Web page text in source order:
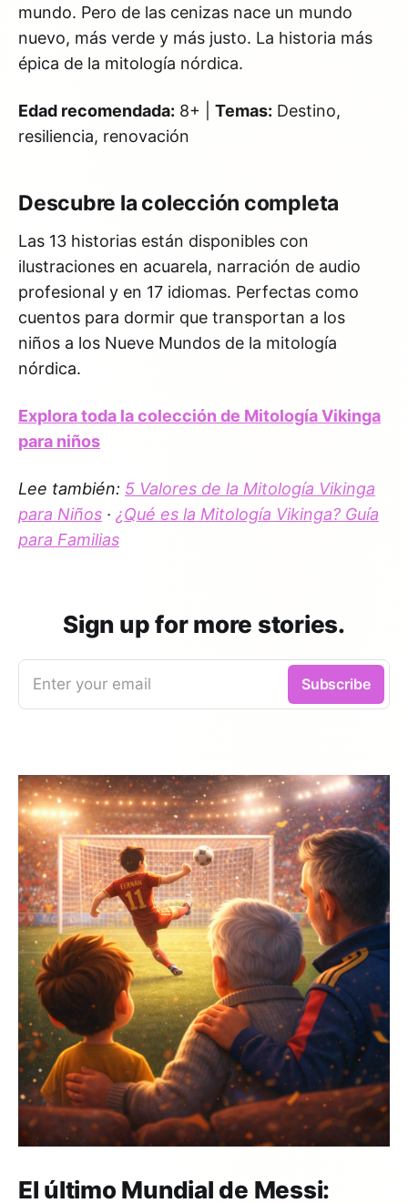
mundo. Pero de las cenizas nace un mundo
nuevo, más verde y más justo. La historia más
épica de la mitología nórdica.
Edad recomendada: 8+ | Temas: Destino,
resiliencia, renovación
Descubre la colección completa
Las 13 historias están disponibles con
ilustraciones en acuarela, narración de audio
profesional y en 17 idiomas. Perfectas como
cuentos para dormir que transportan a los
niños a los Nueve Mundos de la mitología
nórdica.
Explora toda la colección de Mitología Vikinga
para niños
Lee también: 5 Valores de la Mitología Vikinga
para Niños · ¿Qué es la Mitología Vikinga? Guía
para Familias
Sign up for more stories.
Enter your email Subscribe
El último Mundial de Messi: